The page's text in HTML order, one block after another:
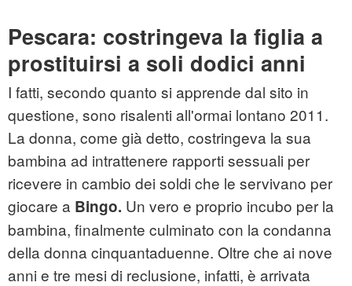
Pescara: costringeva la figlia a
prostituirsi a soli dodici anni
I fatti, secondo quanto si apprende dal sito in
questione, sono risalenti all'ormai lontano 2011.
La donna, come già detto, costringeva la sua
bambina ad intrattenere rapporti sessuali per
ricevere in cambio dei soldi che le servivano per
giocare a Bingo. Un vero e proprio incubo per la
bambina, finalmente culminato con la condanna
della donna cinquantaduenne. Oltre che ai nove
anni e tre mesi di reclusione, infatti, è arrivata